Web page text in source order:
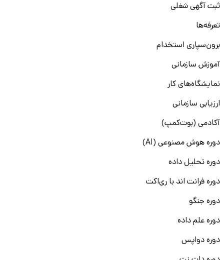
ثبت آگهی شغلی
تعرفه‌ها
برون‌سپاری استخدام
آموزش سازمانی
نمایشگاه‌های کار
ارزیابی سازمانی
آکادمی (بوت‌کمپ)
دوره هوش مصنوعی (AI)
دوره تحلیل داده
دوره فرانت اند با ری‌اکت
دوره جنگو
دوره علم داده
دوره دواپس